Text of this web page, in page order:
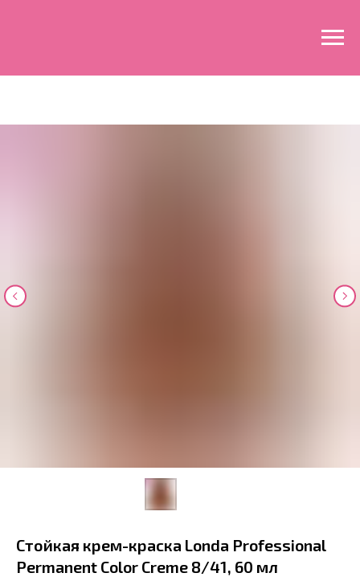
Стойкая крем-краска Londa Professional
Permanent Color Creme 8/41, 60 мл